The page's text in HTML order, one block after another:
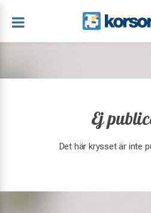
Ej
Det här krysset är inte